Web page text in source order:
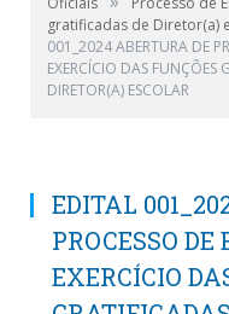
gratificadas de Diretor(a)
001_2024 ABERTURA DE
EXERCÍCIO DAS FUNÇÕES
DIRETOR(A) ESCOLAR
EDITAL
PROCESSO
EXERCÍCIO